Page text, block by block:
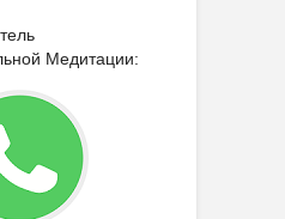
Медитации: